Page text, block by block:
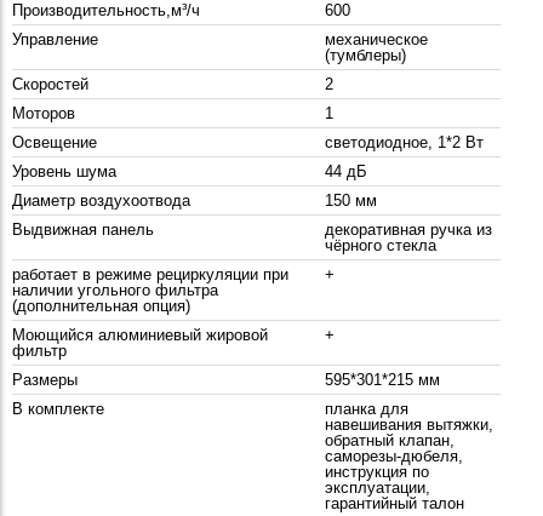
Производительность,м³/ч
600
Управление
механическое
(тумблеры)
Скоростей
2
Моторов
1
Освещение
светодиодное, 1*2 Вт
Уровень шума
44 дБ
Диаметр воздухоотвода
150 мм
Выдвижная панель
декоративная ручка из
чёрного стекла
работает в режиме рециркуляции при
наличии угольного фильтра
(дополнительная опция)
+
Моющийся алюминиевый жировой
фильтр
+
Размеры
595*301*215 мм
В комплекте
планка для
навешивания вытяжки,
обратный клапан,
саморезы-дюбеля,
инструкция по
эксплуатации,
гарантийный талон